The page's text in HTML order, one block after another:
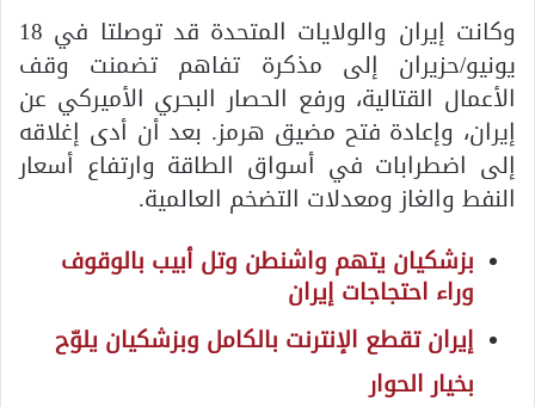
وكانت إيران والولايات المتحدة قد توصلتا في 18
يونيو/حزيران إلى مذكرة تفاهم تضمنت وقف
الأعمال القتالية، ورفع الحصار البحري الأميركي عن
إيران، وإعادة فتح مضيق هرمز. بعد أن أدى إغلاقه
إلى اضطرابات في أسواق الطاقة وارتفاع أسعار
النفط والغاز ومعدلات التضخم العالمية.
بزشكيان يتهم واشنطن وتل أبيب بالوقوف
وراء احتجاجات إيران
إيران تقطع الإنترنت بالكامل وبزشكيان يلوّح
بخيار الحوار